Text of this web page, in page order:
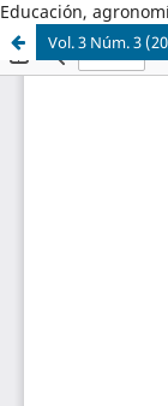
Educación,
Vol. 3 Núm. 3